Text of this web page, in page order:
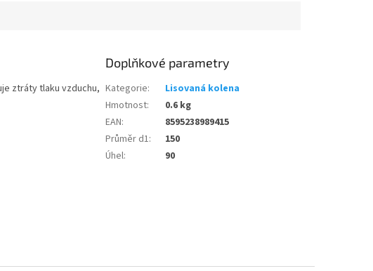
ztráty tlaku vzduchu,
Doplňkové parametry
Kategorie:
Lisovaná kolena
Hmotnost:
0.6 kg
EAN:
8595238989415
Průměr d1:
150
Úhel: 90